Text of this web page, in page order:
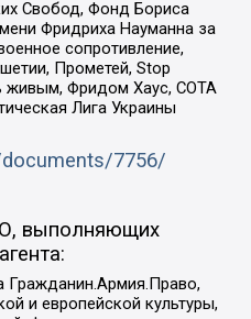
Свобод, Фонд Бориса
Фридриха Науманна за
сопротивление,
Прометей, Stop
живым, Фридом Хаус, СОТА
Лига Украины
7756/
выполняющих
Гражданин.Армия.Право,
и европейской культуры,